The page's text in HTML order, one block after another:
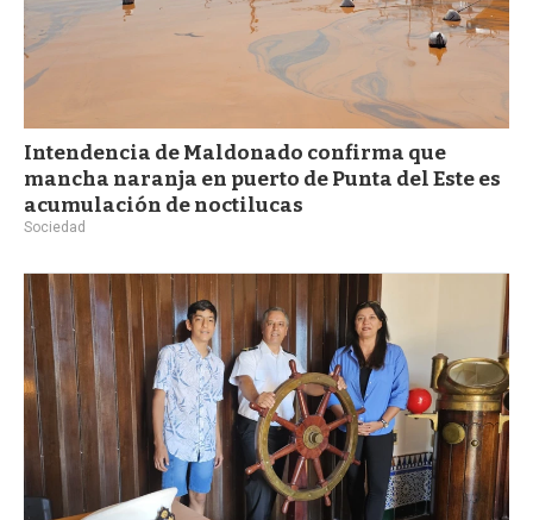
Intendencia de Maldonado confirma que
mancha naranja en puerto de Punta del Este es
acumulación de noctilucas
Sociedad